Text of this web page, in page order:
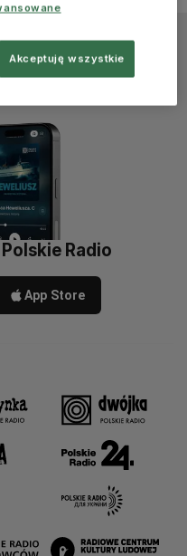
Radio
App Store
Akceptuję wszystkie